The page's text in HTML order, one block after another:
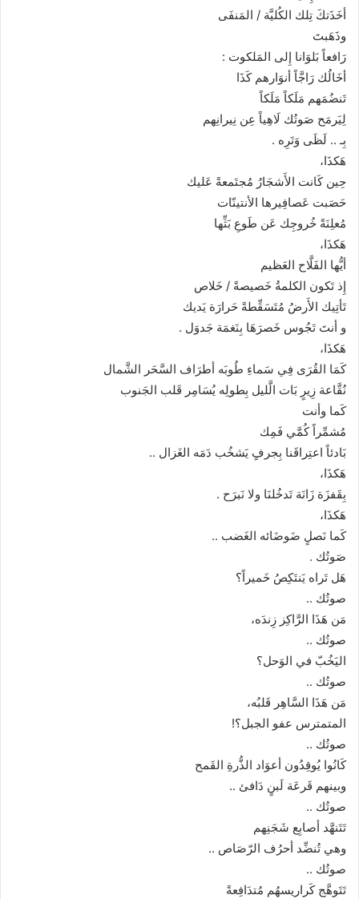
أخَذَتكَ تِلك الكُليَّة / المَنفَى
وذَهَبتَ
رَافعاً بَلوَانا إِلى المَلكوت :
أخَالُك رَاجَّاً أنوَارهم كَذَا
تَنضُمَهم مَلَكاً مَلَكاً
لِيَرمَح صَوتُك لَاهِياً عِن نِيرانِهم
بِـ .. لَظَى وَتَرِه .
هَكذَا،
حِين كَانت الأَشجَارُ مُجتَمعةً عَليك
حَصَبت عَصافِيرها الأنتينّات
مُعلِنَةً خُروجِك عَن طَوعِ بَثِّها
هَكذَا،
أيُّها الفَلَّاح العَظيم
إِذ تَكون الكلمةُ خَصيصةً / خَلاص
تَأتِيك الأَرضُ مُتَسَقِّطةً حَرارَة يَديك
و أنتَ تَجُوس خَصرَهَا بِنَغمَة جَدوَل .
هَكذَا،
كَمَا القُرَى فِي سَماءِ طُوبَه أطرَاف السَّحَر الشَّمال
نُقَّاعة زِيرٍ بَات الَّليل بِطولِه يُسَامِر قَلب الجَنوب
كَما وأنت
مُشمِّراً كُمَّي فَمِك
بَادئاً اعتِراقَنا بِجرفٍ يَشخُب دَمَه الغَزال ..
هَكذَا،
بِقَفزَة زَانَة تَدخُلنَا ولا نَبرَح .
هَكذَا،
كَما نَصلٍ ضَوضَائه الغَضب ..
صَوتُك .
هَل تَراه يَنتَكِصُ خَميراً؟
صوتُك ..
مَن هَذَا الرَّاكِز زِندَه،
صوتُك ..
اليَخُبّ في الوَحل؟
صوتُك ..
مَن هَذَا السَّاهِر قَلبُه،
المتمترس عفو الجبل؟!
صوتُك ..
كَانُوا يُوقِدُون أعوَاد الذُّرةِ القَمح
وبينهم قَرعَة لَبنٍ دَافئ ..
صوتُك ..
تَتَنهَّد أصابِع شَجَنِهم
وهي تُنضِّد أحرُف الرّصَاص ..
صوتُك ..
تَتَوهَّج كَراريسهُم مُتدَافِعةً